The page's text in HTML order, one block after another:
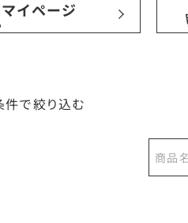
マイページ
件で絞り込む